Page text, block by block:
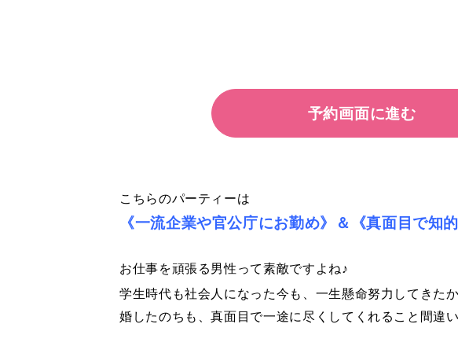
予約画面に進む
こちらのパーティーは
《一流企業や官公庁にお勤め》＆《真面目で知的
お仕事を頑張る男性って素敵ですよね♪
学生時代も社会人になった今も、一生懸命努力してきた
婚したのちも、真面目で一途に尽くしてくれること間違